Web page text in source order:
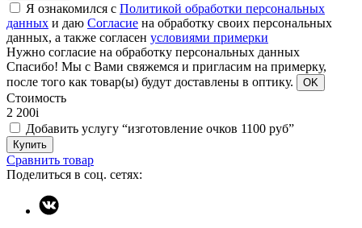
Я ознакомился с Политикой обработки персональных
данных и даю Согласие на обработку своих персональных
данных, а также согласен условиями примерки
Нужно согласие на обработку персональных данных
Спасибо! Мы с Вами свяжемся и пригласим на примерку,
после того как товар(ы) будут доставлены в оптику.
OK
Стоимость
2 200i
Добавить услугу “изготовление очков 1100 руб”
Купить
Сравнить товар
Поделиться в соц. сетях: